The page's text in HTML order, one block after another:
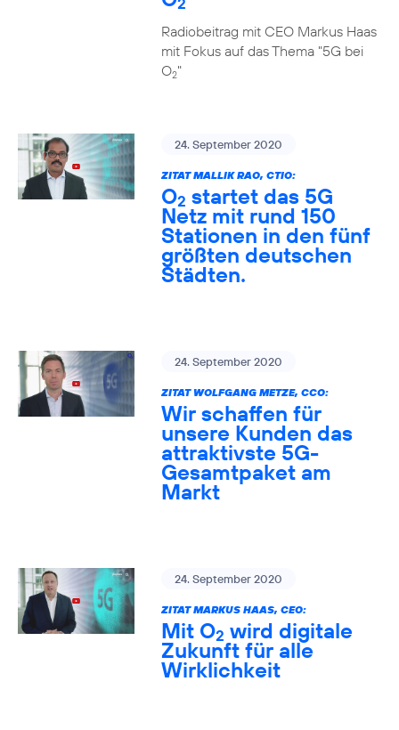
Radiobeitrag mit CEO Markus Haas
mit Fokus auf das Thema "5G bei
O2"
24. September 2020
ZITAT MALLIK RAO, CTIO:
O2 startet das 5G
Netz mit rund 150
Stationen in den fünf
größten deutschen
Städten.
24. September 2020
ZITAT WOLFGANG METZE, CCO:
Wir schaffen für
unsere Kunden das
attraktivste 5G-
Gesamtpaket am
Markt
24. September 2020
ZITAT MARKUS HAAS, CEO:
Mit O2 wird digitale
Zukunft für alle
Wirklichkeit